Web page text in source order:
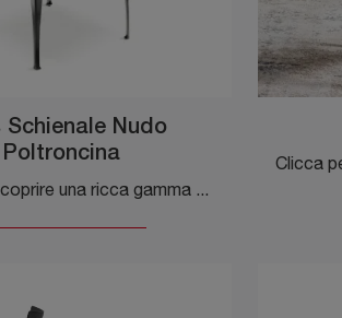
Schienale Nudo
Poltroncina
Clicca per scoprire una ricca gamma di sedie fisse per stanze moderne: il modello Miss Schienale Nudo Poltroncina di Cantori ti attende!